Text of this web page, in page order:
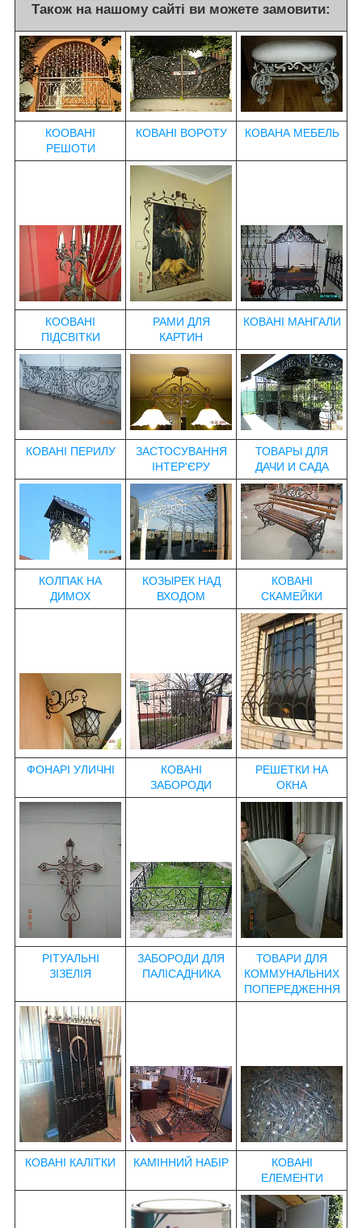
Також на нашому сайті ви можете замовити:
КООВАНІ
РЕШОТИ
КОВАНІ ВОРОТУ КОВАНА МЕБЕЛЬ
КООВАНІ
ПІДСВІТКИ
РАМИ ДЛЯ
КАРТИН
КОВАНІ МАНГАЛИ
КОВАНІ ПЕРИЛУ
ЗАСТОСУВАННЯ
ІНТЕР'ЄРУ
ТОВАРЫ ДЛЯ
ДАЧИ И САДА
КОЛПАК НА
ДИМОХ
КОЗЫРЕК НАД
ВХОДОМ
КОВАНІ
СКАМЕЙКИ
ФОНАРІ УЛИЧНІ
КОВАНІ
ЗАБОРОДИ
РЕШЕТКИ НА
ОКНА
РІТУАЛЬНІ
ЗІЗЕЛІЯ
ЗАБОРОДИ ДЛЯ
ПАЛІСАДНИКА
ТОВАРИ ДЛЯ
КОММУНАЛЬНИХ
ПОПЕРЕДЖЕННЯ
КОВАНІ КАЛІТКИ КАМІННИЙ НАБІР
КОВАНІ
ЕЛЕМЕНТИ